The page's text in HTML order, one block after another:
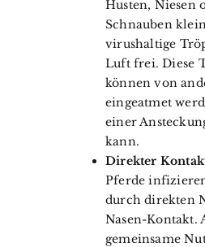
Husten, Niesen
Schnauben
virushaltige
Luft frei. Diese
können von
eingeatmet
einer
kann.
Direkter
Pferde
durch direkten
Nasen-Kontakt.
gemeinsame